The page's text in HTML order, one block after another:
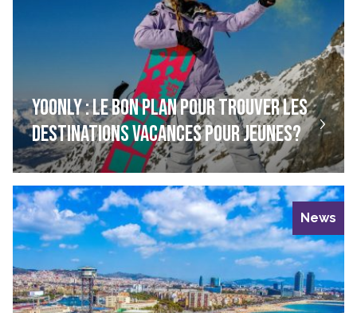
YOONLY : LE BON PLAN POUR TROUVER LES
DESTINATIONS VACANCES POUR JEUNES?
News